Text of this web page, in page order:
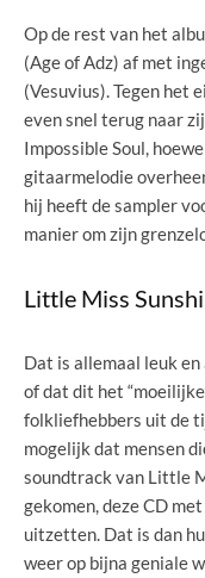
Op de rest van het
(Age of Adz) af met
(Vesuvius). Tegen het
even snel terug naar
Impossible Soul,
gitaarmelodie
hij heeft de sampler
manier om zijn
Little Miss
Dat is allemaal leuk
of dat dit het
folkliefhebbers uit de
mogelijk dat mensen
soundtrack van Little
gekomen, deze CD
uitzetten. Dat is dan
weer op bijna geniale